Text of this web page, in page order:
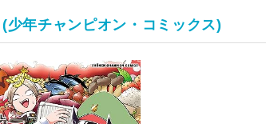
年チャンピオン・コミックス)